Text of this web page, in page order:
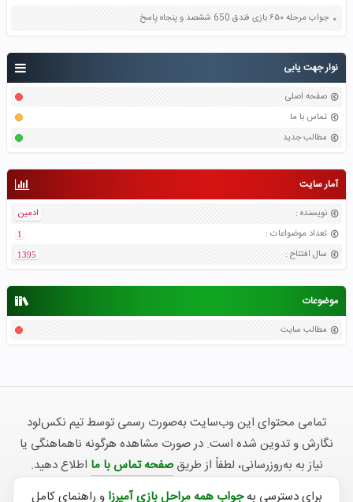
نوار جهت یابی
صفحه اصلی
تماس با ما
مطالب جدید
آمار سایت
نویسنده :
ادمین
تعداد موضواعات :
1
سال افتتاح :
1395
موضوعات
مطالب سایت
جواب مرحله ۶۵۰ بازی فندق 650 ششصد و پنجاه پاسخ
تمامی محتوای این وب‌سایت به‌صورت رسمی توسط تیم نکس‌لود
نگارش و تدوین شده است. در صورت مشاهده هرگونه ناهماهنگی یا
نیاز به به‌روزرسانی، لطفاً از طریقصفحه تماس با ما اطلاع دهید.
برای دسترسی به جواب همه مراحل بازی آمیرزا و راهنمای کامل